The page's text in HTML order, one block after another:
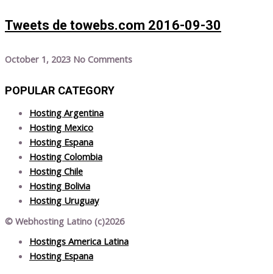
Tweets de towebs.com 2016-09-30
October 1, 2023 No Comments
POPULAR CATEGORY
Hosting Argentina
Hosting Mexico
Hosting Espana
Hosting Colombia
Hosting Chile
Hosting Bolivia
Hosting Uruguay
© Webhosting Latino (c)2026
Hostings America Latina
Hosting Espana